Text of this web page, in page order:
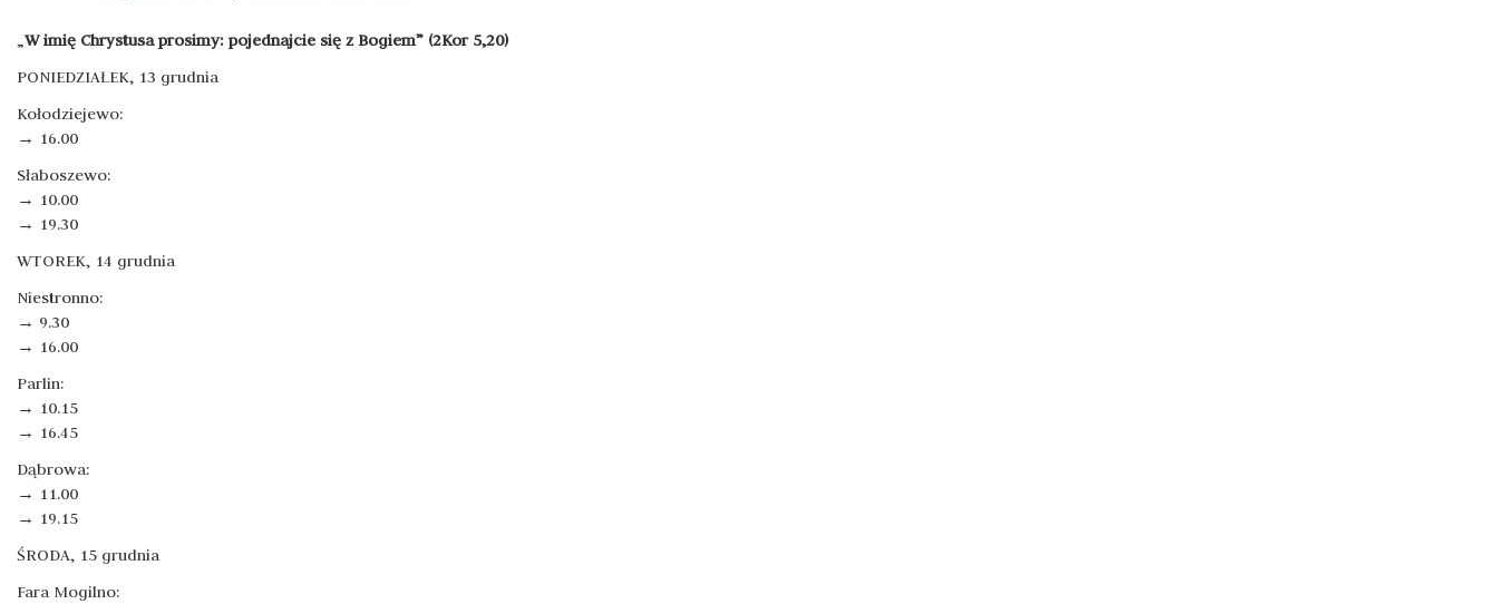
„W imię Chrystusa prosimy: pojednajcie się z Bogiem” (2Kor 5,20)
PONIEDZIAŁEK, 13 grudnia
Kołodziejewo:
→ 16.00
Słaboszewo:
→ 10.00
→ 19.30
WTOREK, 14 grudnia
Niestronno:
→ 9.30
→ 16.00
Parlin:
→ 10.15
→ 16.45
Dąbrowa:
→ 11.00
→ 19.15
ŚRODA, 15 grudnia
Fara Mogilno: